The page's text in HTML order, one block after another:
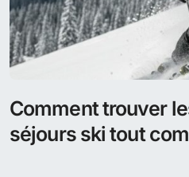
Comment trouver
séjours ski tout